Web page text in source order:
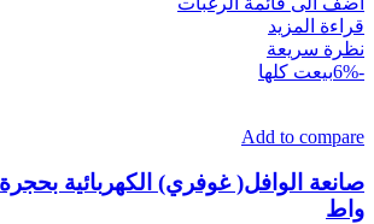
قراءة المزيد
نظرة سريعة
-6%
بيعت كلها
Add to compare
واط